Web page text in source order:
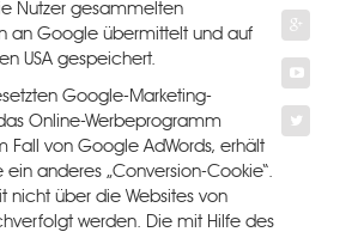
Nutzer gesammelten
an Google übermittelt und auf
USA gespeichert.
Google-Marketing-
Online-Werbeprogramm
Fall von Google AdWords, erhält
ein anderes „Conversion-Cookie“.
nicht über die Websites von
werden. Die mit Hilfe des